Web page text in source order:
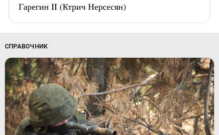
Гарегин II (Ктрич Нерсесян)
СПРАВОЧНИК